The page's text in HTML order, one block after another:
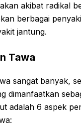
akibat radikal
berbagai
jantung.
Tawa
sangat banyak,
dimanfaatkan
adalah 6 aspek